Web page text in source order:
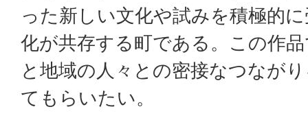
った新しい文化や試みを積極的
化が共存する町である。この作
と地域の人々との密接なつなが
てもらいたい。